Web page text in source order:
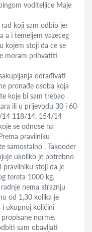
voditeljice Maje
koji sam odbio jer
a i temeljem vazeceg
kojem stoji da ce se
moram prihvatiti
odrađivati
pronađe osoba koja
koje bi sam trebao
ili u prijevodu 30 i 60
14 118/14, 154/14
se odnose na
pravilniku
samostalno . Takooder
ukoliko je potrebno
pravilniku stoji da je
tereta 1000 kg.
nema straznju
od 1,30 kolika je
i ukupnoj količini
norme.
sam obavljati